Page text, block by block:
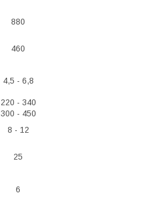
880
460
4,5 - 6,8
220 - 340
300 - 450
8 - 12
25
6